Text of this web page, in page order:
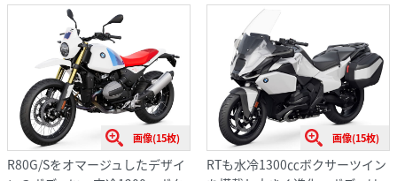
画像(15枚)
R80G/Sをオマージュしたデザイ
画像(15枚)
RTも水冷1300㏄ボクサーツイン